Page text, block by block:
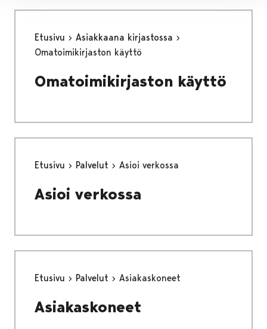
Etusivu
Asiakkaana kirjastossa
Omatoimikirjaston käyttö
Omatoimikirjaston käyttö
Etusivu Palvelut Asioi verkossa
Asioi verkossa
Etusivu Palvelut Asiakaskoneet
Asiakaskoneet